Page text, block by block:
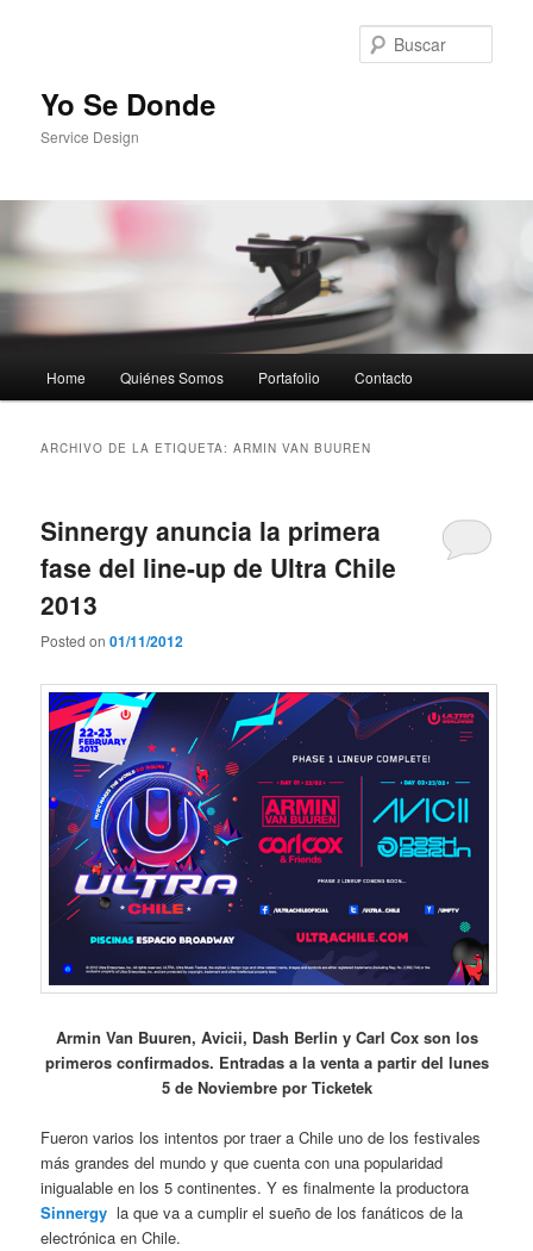
Yo Se Donde
Service Design
Ir al contenido principal
Ir al contenido secundario
Home Quiénes Somos Portafolio Contacto
ARCHIVO DE LA ETIQUETA:ARMIN VAN BUUREN
Sinnergy anuncia la primera
fase del line-up de Ultra Chile
2013
Posted on01/11/2012
Armin Van Buuren, Avicii, Dash Berlin y Carl Cox son los
primeros confirmados. Entradas a la venta a partir del lunes
5 de Noviembre por Ticketek
Fueron varios los intentos por traer a Chile uno de los festivales
más grandes del mundo y que cuenta con una popularidad
inigualable en los 5 continentes. Y es finalmente la productora
Sinnergy la que va a cumplir el sueño de los fanáticos de la
electrónica en Chile.